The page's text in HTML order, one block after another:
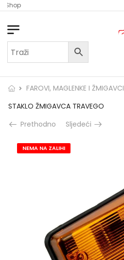
Shop
FAROVI, MAGLENKE I ŽMIGAVCI
STAKLO ŽMIGAVCA TRAVEGO
Prethodno
Sljedeći
NEMA NA ZALIHI